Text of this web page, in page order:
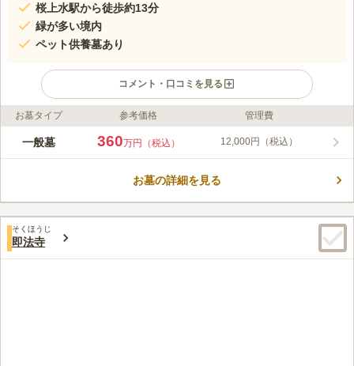
桜上水駅から徒歩約13分
緑が多い境内
ペット供養墓あり
コメント・口コミを見る
ライフドット編集部のコメント
長徳寺は東京都世田谷区にあり、一般墓とペット供養墓を有して
多く、季節によりさまざまな草花が咲き、訪れた方を楽しませて
口コミ評価
この霊園はまだ誰からも評価されていません。
お墓タイプ 参考価格 管理費
一般墓 360万円（税込） 12,000円（税込）
お墓の詳細を見る
そくほうじ
即法寺